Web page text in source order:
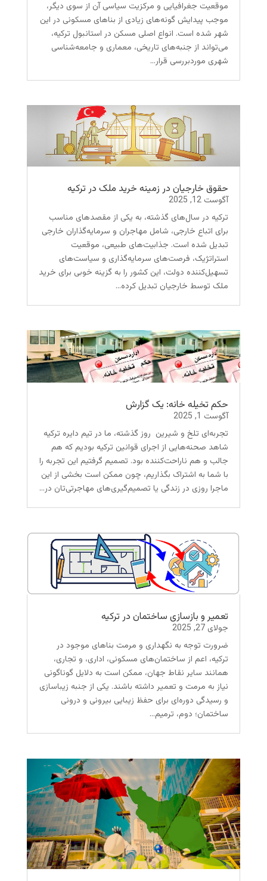
موقعیت جغرافیایی و مرکزیت سیاسی آن از سوی دیگر،
موجب پیدایش گونه‌های زیادی از بناهای مسکونی در این
شهر شده است. انواع اصلی مسکن در استانبول ترکیه،
می‌تواند از جنبه‌های تاریخی، معماری و جامعه‌شناسی
شهری موردبررسی قرار...
حقوق خارجیان در زمینه خرید ملک در ترکیه
آگوست 12, 2025
ترکیه در سال‌های گذشته، به یکی از مقصدهای مناسب
برای اتباع خارجی، شامل مهاجران و سرمایه‌گذاران خارجی
تبدیل شده است. جذابیت‌های طبیعی، موقعیت
استراتژیک، فرصت‌های سرمایه‌گذاری و سیاست‌های
تسهیل‌کننده دولت، این کشور را به گزینه‌ خوبی برای خرید
ملک توسط خارجیان تبدیل کرده...
حکم تخیله خانه: یک گزارش
آگوست 1, 2025
تجربه‌ای تلخ و شیرین روز گذشته، ما در تیم دایره ترکیه
شاهد صحنه‌هایی از اجرای قوانین ترکیه بودیم که هم
جالب و هم ناراحت‌کننده بود. تصمیم گرفتیم این تجربه را
با شما به اشتراک بگذاریم، چون ممکن است بخشی از این
ماجرا روزی در زندگی یا تصمیم‌گیری‌های مهاجرتی‌تان در...
تعمیر و بازسازی ساختمان‌ در ترکیه
جولای 27, 2025
ضرورت توجه به نگهداری و مرمت بناهای موجود در
ترکیه، اعم از ساختمان‌های مسکونی، اداری، و تجاری،
همانند سایر نقاط جهان، ممکن است به دلایل گوناگونی
نیاز به مرمت و تعمیر داشته باشند. یکی از جنبه زیباسازی
و رسیدگی دوره‌ای برای حفظ زیبایی بیرونی و درونی
ساختمان؛ دوم، ترمیم...